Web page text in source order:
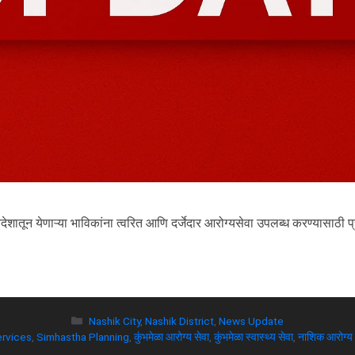
येणाऱ्या भाविकांना त्वरित आणि दर्जेदार आरोग्यसेवा उपलब्ध
Nashik City, Nashik District, News Update
,Simhastha Planning ,कुंभमेळा आरोग्य सेवा,कुंभमेळा स्वास्थ्य सेवा,नाशिक